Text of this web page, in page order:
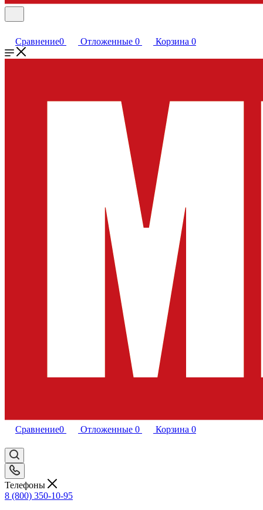
Сравнение0 Отложенные 0 Корзина 0
Сравнение0 Отложенные 0 Корзина 0
Телефоны
8 (800) 350-10-95